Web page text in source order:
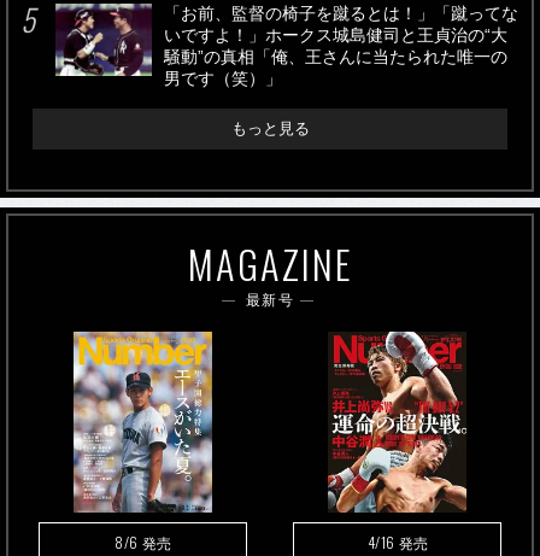
「お前、監督の椅子を蹴るとは！」「蹴ってな
いですよ！」ホークス城島健司と王貞治の“大
騒動”の真相「俺、王さんに当たられた唯一の
男です（笑）」
もっと見る
MAGAZINE
最新号
8/6 発売 4/16 発売